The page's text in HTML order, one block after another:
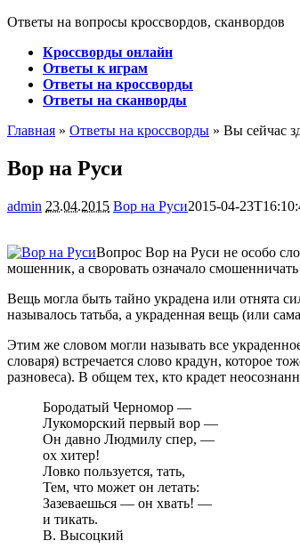
Ответы на вопросы кроссвордов, сканвордов
Кроссворды онлайн
Ответы к играм
Ответы на кроссворды
Ответы на сканворды
Главная » Ответы на кроссворды » Вы сейчас
Вор на Руси
admin 23.04.2015 Вор на Руси2015-04-
Вопрос Вор на Руси не особо
мошенник, а своровать означало
Вещь могла быть тайно украдена или отнята
называлось татьба, а украденная вещь (или
Этим же словом могли называть все
словаря) встречается слово крадун, которое
разновеса). В общем тех, кто крадет
Бородатый Черномор —
Лукоморский первый вор —
Он давно Людмилу спер, —
ох хитер!
Ловко пользуется, тать,
Тем, что может он летать:
Зазеваешься — он хвать! —
и тикать.
В. Высоцкий